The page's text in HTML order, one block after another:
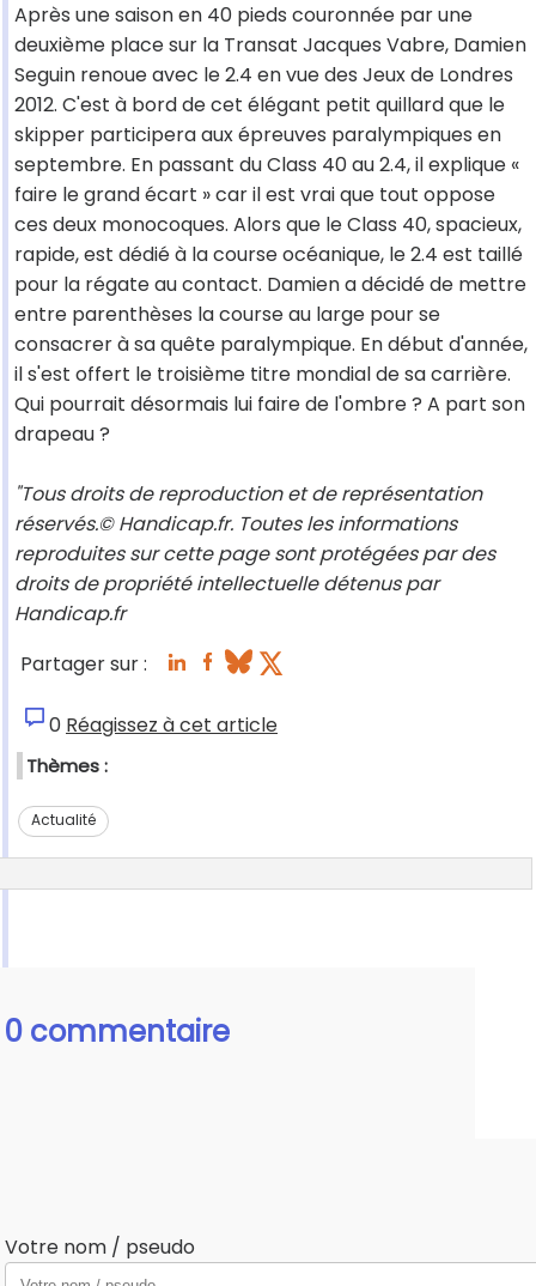
Après une saison en 40 pieds couronnée par une
deuxième place sur la Transat Jacques Vabre, Damien
Seguin renoue avec le 2.4 en vue des Jeux de Londres
2012. C'est à bord de cet élégant petit quillard que le
skipper participera aux épreuves paralympiques en
septembre. En passant du Class 40 au 2.4, il explique «
faire le grand écart » car il est vrai que tout oppose
ces deux monocoques. Alors que le Class 40, spacieux,
rapide, est dédié à la course océanique, le 2.4 est taillé
pour la régate au contact. Damien a décidé de mettre
entre parenthèses la course au large pour se
consacrer à sa quête paralympique. En début d'année,
il s'est offert le troisième titre mondial de sa carrière.
Qui pourrait désormais lui faire de l'ombre ? A part son
drapeau ?
"Tous droits de reproduction et de représentation
réservés.© Handicap.fr. Toutes les informations
reproduites sur cette page sont protégées par des
droits de propriété intellectuelle détenus par
Handicap.fr
Partager sur :
0 Réagissez à cet article
Thèmes :
Actualité
0 commentaire
Votre nom / pseudo